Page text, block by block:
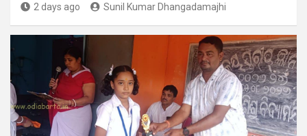
2 days ago Sunil Kumar Dhangadamajhi